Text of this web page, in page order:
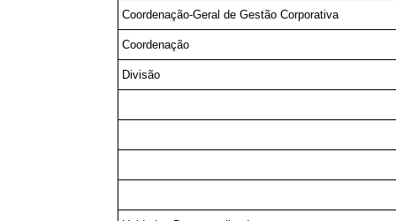
Coordenação-Geral de Gestão Corporativa
Coordenação
Divisão